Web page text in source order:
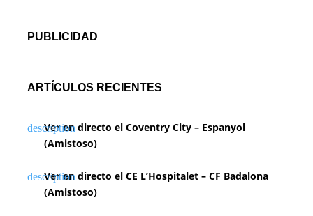
PUBLICIDAD
ARTÍCULOS RECIENTES
Ver en directo el Coventry City – Espanyol
(Amistoso)
Ver en directo el CE L’Hospitalet – CF Badalona
(Amistoso)